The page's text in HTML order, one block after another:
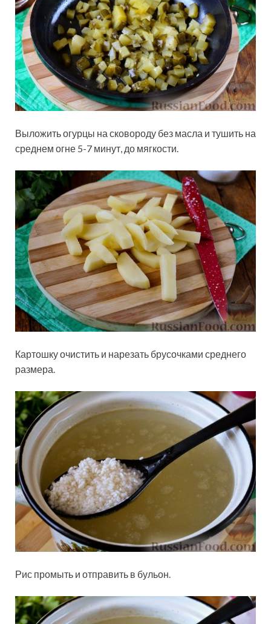
Выложить огурцы на сковороду без масла и тушить на
среднем огне 5-7 минут, до мягкости.
Картошку очистить и нарезать брусочками среднего
размера.
Рис промыть и отправить в бульон.